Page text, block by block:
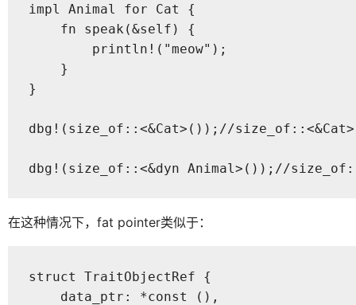
impl Animal for Cat {
    fn speak(&self) {
        println!("meow");
    }
}
dbg!(size_of::<&Cat>());//
dbg!(size_of::<&dyn Animal>());//
在这种情况下，fat pointer类似于：
struct TraitObjectRef {
    data_ptr: *const (),